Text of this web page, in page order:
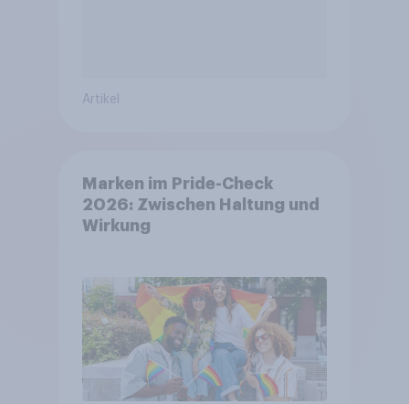
Artikel
Marken im Pride-Check
2026: Zwischen Haltung und
Wirkung